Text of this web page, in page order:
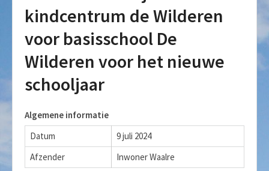
kindcentrum de Wilderen
voor basisschool De
Wilderen voor het nieuwe
schooljaar
Algemene informatie
Datum
9 juli 2024
Afzender
Inwoner Waalre